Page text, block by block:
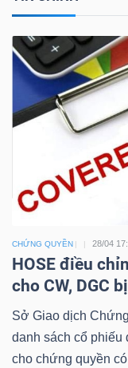
CHỨNG QUYỀN 28/04
HOSE điều
cho CW, DGC
Sở Giao dịch
danh sách cổ
cho chứng quyền
Công
cụ
Truyền
thông
tài
chính